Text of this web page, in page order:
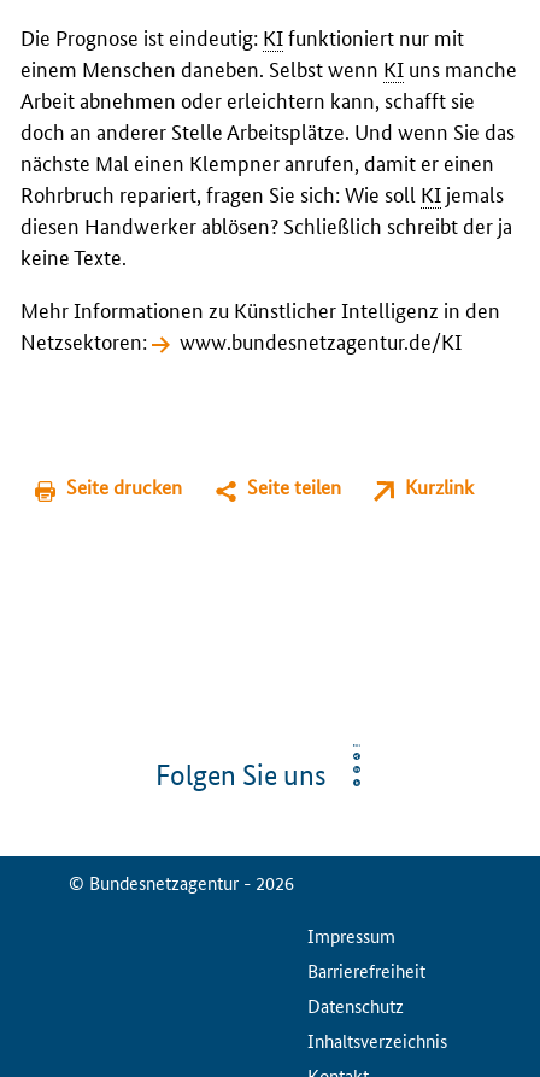
Die Prognose ist eindeutig: KIfunktioniert nur mit
einem Menschen daneben. Selbst wenn KI uns manche
Arbeit abnehmen oder erleichtern kann, schafft sie
doch an anderer Stelle Arbeitsplätze. Und wenn Sie das
nächste Mal einen Klempner anrufen, damit er einen
Rohrbruch repariert, fragen Sie sich: Wie soll KI jemals
diesen Handwerker ablösen? Schließlich schreibt der ja
keine Texte.
Mehr Informationen zu Künstlicher Intelligenz in den
Netzsektoren:
www.bundesnetzagentur.de/KI
Seite drucken Seite teilen Kurzlink
Folgen Sie uns
© Bundesnetzagentur - 2026
ServiceMenuImpressum
Barrierefreiheit
Datenschutz
Inhaltsverzeichnis